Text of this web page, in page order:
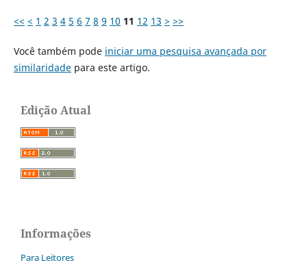
<< < 1 2 3 4 5 6 7 8 9 10 11 12 13 > >>
Você também pode iniciar uma pesquisa avançada por
similaridadepara este artigo.
Edição Atual
Informações
Para Leitores